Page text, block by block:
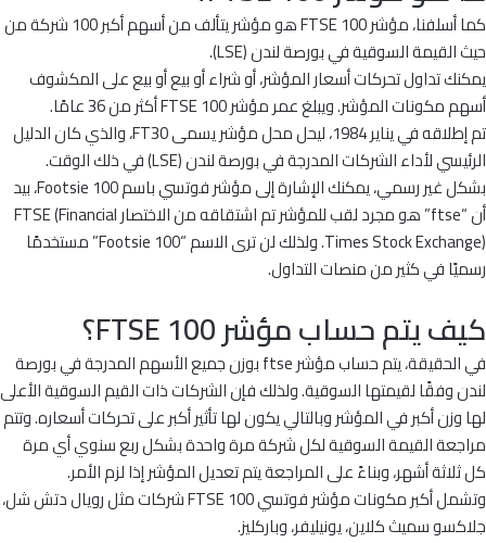
كما أسلفنا، مؤشر FTSE 100 هو مؤشر يتألف من أسهم أكبر 100 شركة من
حيث القيمة السوقية في بورصة لندن (LSE).
يمكنك تداول تحركات أسعار المؤشر، أو شراء أو بيع أو بيع على المكشوف
أسهم مكونات المؤشر. ويبلغ عمر مؤشر FTSE 100 أكثر من 36 عامًا.
تم إطلاقه في يناير 1984، ليحل محل مؤشر يسمى FT30، والذي كان الدليل
الرئيسي لأداء الشركات المدرجة في بورصة لندن (LSE) في ذلك الوقت.
بشكل غير رسمي، يمكنك الإشارة إلى مؤشر فوتسي باسم Footsie 100، بيد
أن “ftse” هو مجرد لقب للمؤشر تم اشتقاقه من الاختصار FTSE (Financial
Times Stock Exchange). ولذلك لن ترى الاسم “Footsie 100” مستخدمًا
رسميًا في كثير من منصات التداول.
كيف يتم حساب مؤشر FTSE 100؟
في الحقيقة، يتم حساب مؤشر ftse بوزن جميع الأسهم المدرجة في بورصة
لندن وفقًا لقيمتها السوقية. ولذلك فإن الشركات ذات القيم السوقية الأعلى
لها وزن أكبر في المؤشر وبالتالي يكون لها تأثير أكبر على تحركات أسعاره. وتتم
مراجعة القيمة السوقية لكل شركة مرة واحدة بشكل ربع سنوي أي مرة
كل ثلاثة أشهر، وبناءً على المراجعة يتم تعديل المؤشر إذا لزم الأمر.
وتشمل أكبر مكونات مؤشر فوتسي FTSE 100 شركات مثل رويال دتش شل،
جلاكسو سميث كلاين، يونيليفر، وباركليز.